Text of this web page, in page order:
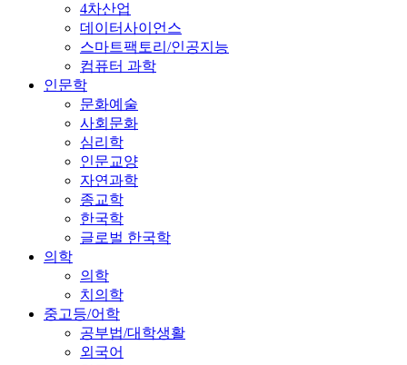
4차산업
데이터사이언스
스마트팩토리/인공지능
컴퓨터 과학
인문학
문화예술
사회문화
심리학
인문교양
자연과학
종교학
한국학
글로벌 한국학
의학
의학
치의학
중고등/어학
공부법/대학생활
외국어